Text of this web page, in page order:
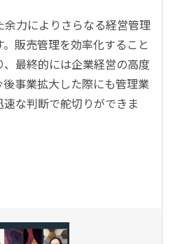
力によりさらなる経営管理
販売管理を効率化すること
最終的には企業経営の高度
事業拡大した際にも管理業
な判断で舵切りができま